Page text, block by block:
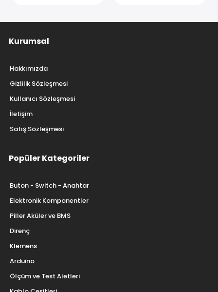
Kurumsal
Hakkımızda
Gizlilik Sözleşmesi
Kullanıcı Sözleşmesi
İletişim
Satış Sözleşmesi
Popüler Kategoriler
Buton - Switch - Anahtar
Elektronik Komponentler
Piller Aküler ve BMS
Direnç
Klemens
Arduino
Ölçüm ve Test Aletleri